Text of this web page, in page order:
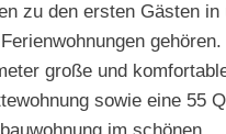
zu den ersten Gästen in
große und
sowie eine 55
im schönen